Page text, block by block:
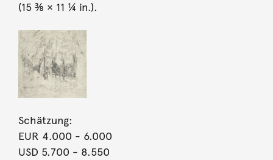
(15 ⅜ × 11 ¼ in.).
Schätzung:
EUR 4.000 - 6.000
USD 5.700 - 8.550